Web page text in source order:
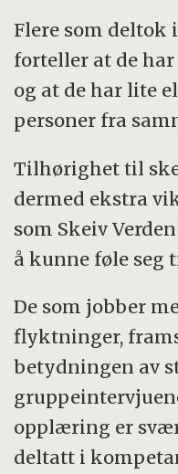
Flere som deltok
forteller at de
og at de har lite
personer fra
Tilhørighet til
dermed ekstra
som Skeiv
å kunne føle seg
De som jobber
flyktninger,
betydningen av
opplæring er
deltatt i